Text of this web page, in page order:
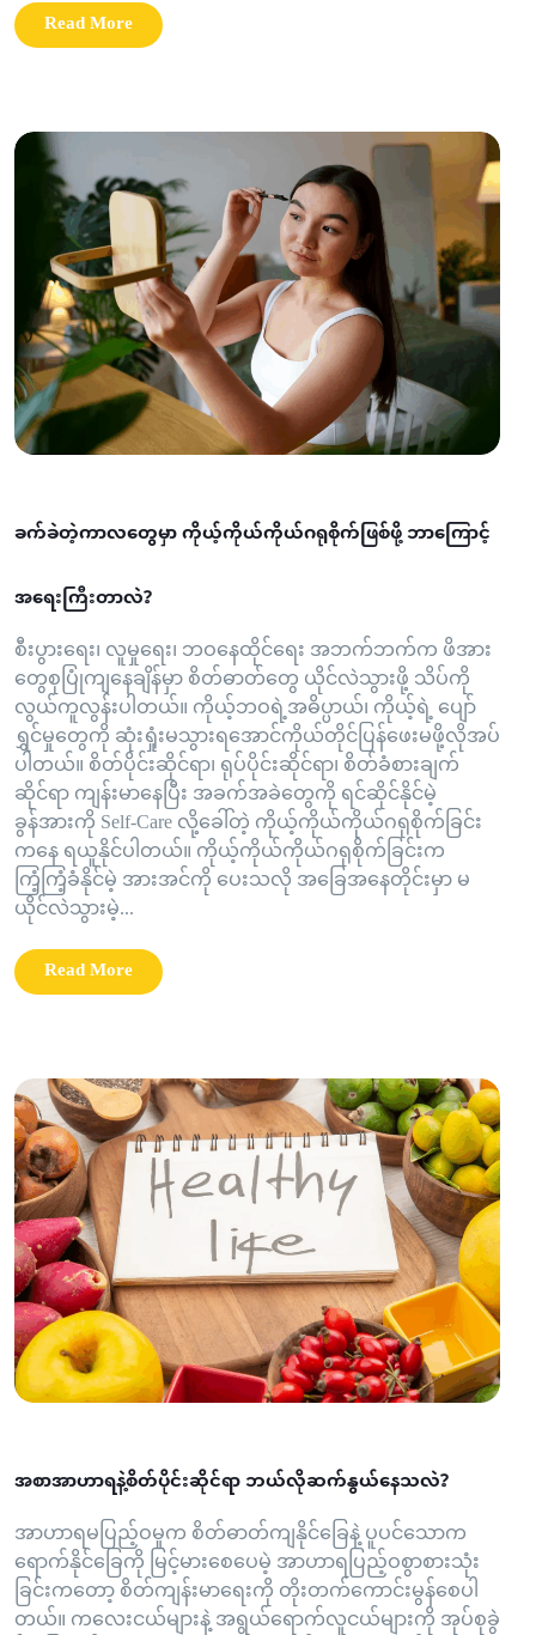
Read More
ခက်ခဲတဲ့ကာလတွေမှာ ကိုယ့်ကိုယ်ကိုယ်ဂရုစိုက်ဖြစ်ဖို့ ဘာကြောင့်
အရေးကြီးတာလဲ?
စီးပွားရေး၊ လူမှုရေး၊ ဘဝနေထိုင်ရေး အဘက်ဘက်က ဖိအား
တွေစုပြုံကျနေချိန်မှာ စိတ်ဓာတ်တွေ ယိုင်လဲသွားဖို့ သိပ်ကို
လွယ်ကူလွန်းပါတယ်။ ကိုယ့်ဘဝရဲ့အဓိပ္ပာယ်၊ ကိုယ့်ရဲ့‌ ပျော်
ရွှင်မှုတွေကို ဆုံးရှုံးမသွားရအောင်ကိုယ်တိုင်ပြန်ဖေးမဖို့လိုအပ်
ပါတယ်။ စိတ်ပိုင်းဆိုင်ရာ၊ ရုပ်ပိုင်းဆိုင်ရာ၊ စိတ်ခံစားချက်
ဆိုင်ရာ ကျန်းမာနေပြီး အခက်အခဲတွေကို ရင်ဆိုင်နိုင်မဲ့
ခွန်အားကို Self-Care လို့ခေါ်တဲ့ ကိုယ့်ကိုယ်ကိုယ်ဂရုစိုက်ခြင်း
ကနေ ရယူနိုင်ပါတယ်။ ကိုယ့်ကိုယ်ကိုယ်ဂရုစိုက်ခြင်းက
ကြံ့ကြံ့ခံနိုင်မဲ့ အားအင်ကို ပေးသလို အခြေအနေတိုင်းမှာ မ
ယိုင်လဲ‌သွားမဲ့...
Read More
အစာအာဟာရနဲ့စိတ်ပိုင်းဆိုင်ရာ ဘယ်လိုဆက်နွယ်နေသလဲ?
အာဟာရမပြည့်ဝမှုက စိတ်ဓာတ်ကျနိုင်ခြေနဲ့ ပူပင်သောက
ရောက်နိုင်ခြေကို မြင့်မားစေပေမဲ့ အာဟာရပြည့်ဝစွာစားသုံး
ခြင်းကတော့ စိတ်ကျန်းမာရေးကို တိုးတက်ကောင်းမွန်စေပါ
တယ်။ ကလေးငယ်များနဲ့ အရွယ်ရောက်လူငယ်များကို အုပ်စုခွဲ